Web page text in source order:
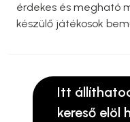
érdekes és megható
készülő játékosok
Itt
kereső elöl